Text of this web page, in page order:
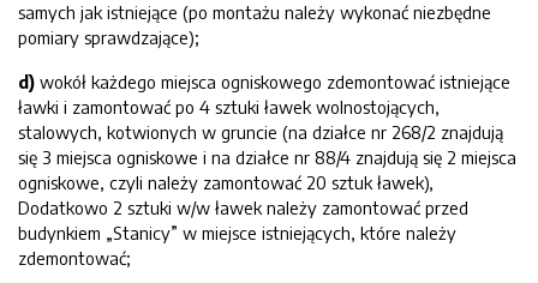
samych jak istniejące (po montażu należy wykonać niezbędne
pomiary sprawdzające);
d) wokół każdego miejsca ogniskowego zdemontować istniejące
ławki i zamontować po 4 sztuki ławek wolnostojących,
stalowych, kotwionych w gruncie (na działce nr 268/2 znajdują
się 3 miejsca ogniskowe i na działce nr 88/4 znajdują się 2 miejsca
ogniskowe, czyli należy zamontować 20 sztuk ławek),
Dodatkowo 2 sztuki w/w ławek należy zamontować przed
budynkiem „Stanicy” w miejsce istniejących, które należy
zdemontować;